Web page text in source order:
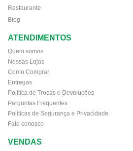
Restaurante
Blog
ATENDIMENTOS
Quem somos
Nossas Lojas
Como Comprar
Entregas
Política de Trocas e Devoluções
Perguntas Frequentes
Políticas de Segurança e Privacidade
Fale conosco
VENDAS